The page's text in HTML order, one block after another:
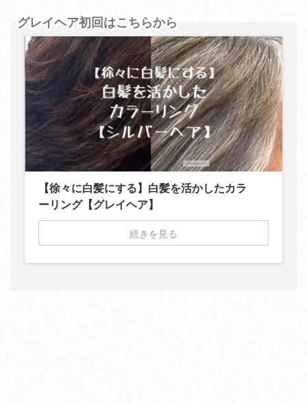
グレイヘア初回はこちらから
【徐々に白髪にする】白髪を活かしたカラ
ーリング【グレイヘア】
続きを見る